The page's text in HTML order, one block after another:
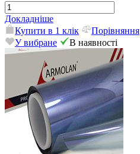
Докладніше
Купити в 1 клік
Порівняння
У вибране
В наявності